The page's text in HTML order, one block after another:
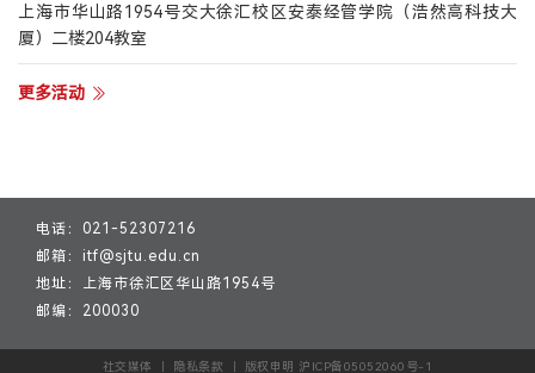
上海市华山路1954号交大徐汇校区安泰经管学院（浩然高科技大
厦）二楼204教室
更多活动
电话：021-52307216
邮箱：itf@sjtu.edu.cn
地址：上海市徐汇区华山路1954号
邮编：200030
社交媒体 ｜ 隐私条款 ｜ 版权申明 沪ICP备05052060号-1